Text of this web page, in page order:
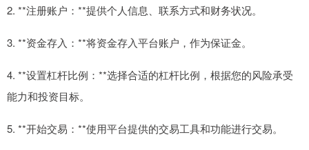
2. **注册账户：**提供个人信息、联系方式和财务状况。
3. **资金存入：**将资金存入平台账户，作为保证金。
4. **设置杠杆比例：**选择合适的杠杆比例，根据您的风险承受
能力和投资目标。
5. **开始交易：**使用平台提供的交易工具和功能进行交易。